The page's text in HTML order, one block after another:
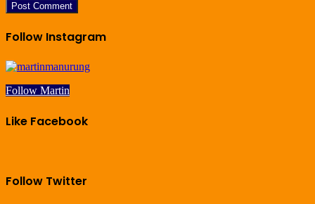
Follow Instagram
Follow Martin
Like Facebook
Follow Twitter